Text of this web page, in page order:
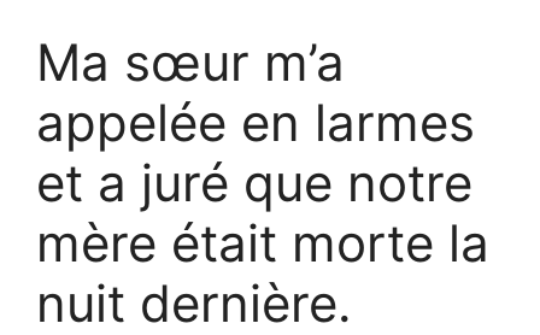
Ma sœur m’a
appelée en larmes
et a juré que notre
mère était morte la
nuit dernière.